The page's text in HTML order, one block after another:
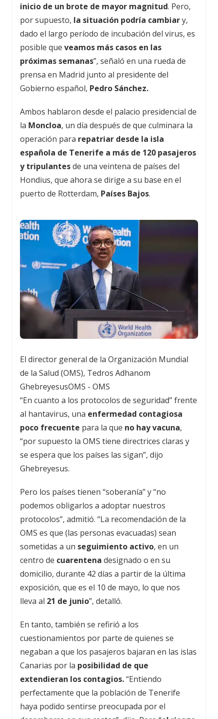
inicio de un brote de mayor magnitud. Pero,
por supuesto, la situación podría cambiary,
dado el largo período de incubación del virus, es
posible que veamos más casos en las
próximas semanas”, señaló en una rueda de
prensa en Madrid junto al presidente del
Gobierno español, Pedro Sánchez.
Ambos hablaron desde el palacio presidencial de
la Moncloa, un día después de que culminara la
operación para repatriar desde la isla
española de Tenerife a más de 120 pasajeros
y tripulantesde una veintena de países del
Hondius, que ahora se dirige a su base en el
puerto de Rotterdam, Países Bajos.
El director general de la Organización Mundial
de la Salud (OMS), Tedros Adhanom
GhebreyesusOMS - OMS
“En cuanto a los protocolos de seguridad” frente
al hantavirus, una enfermedad contagiosa
poco frecuente para la que no hay vacuna,
“por supuesto la OMS tiene directrices claras y
se espera que los países las sigan”, dijo
Ghebreyesus.
Pero los países tienen “soberanía” y “no
podemos obligarlos a adoptar nuestros
protocolos”, admitió. “La recomendación de la
OMS es que (las personas evacuadas) sean
sometidas a un seguimiento activo, en un
centro de cuarentena designado o en su
domicilio, durante 42 días a partir de la última
exposición, que es el 10 de mayo, lo que nos
lleva al 21 de junio”, detalló.
En tanto, también se refirió a los
cuestionamientos por parte de quienes se
negaban a que los pasajeros bajaran en las islas
Canarias por la posibilidad de que
extendieran los contagios.“Entiendo
perfectamente que la población de Tenerife
haya podido sentirse preocupada por el